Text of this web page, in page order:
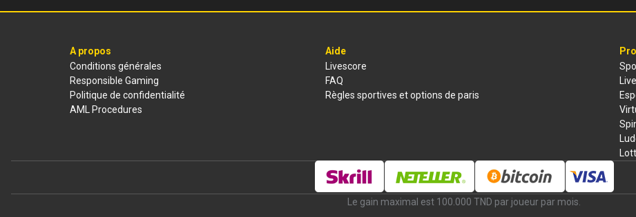
A propos
Conditions générales
Responsible Gaming
Politique de confidentialité
AML Procedures
Aide
Livescore
FAQ
Règles sportives et options de paris
Live
Le gain maximal est 100.000 TND par joueur par mois.